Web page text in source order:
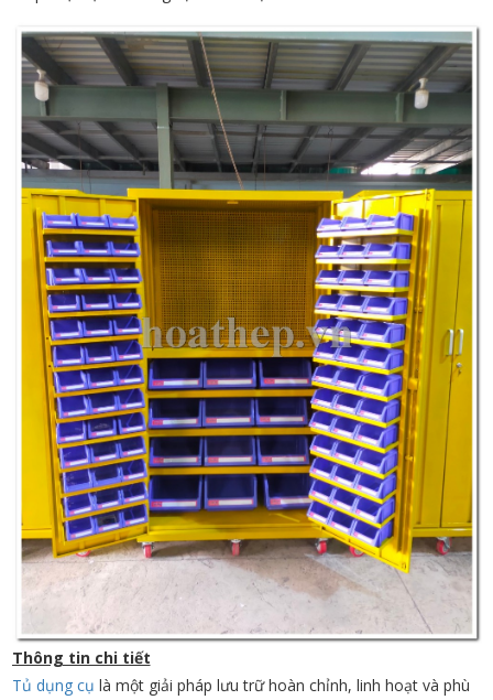
Thông tin chi tiết
Tủ dụng cụ là một giải pháp lưu trữ hoàn chỉnh, linh hoạt và phù